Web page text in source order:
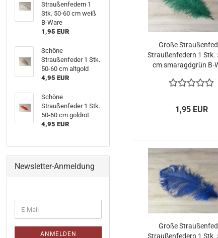
Große
Straußenfedern 1 Stk.
cm smaragdgrün B-
1,95 EUR
Große
Straußenfedern 1 Stk.
Straußenfedern 1
Stk. 50-60 cm weiß
B-Ware
1,95 EUR
Schöne
Straußenfeder 1 Stk.
50-60 cm altgold
4,95 EUR
Schöne
Straußenfeder 1 Stk.
50-60 cm goldrot
4,95 EUR
Newsletter-Anmeldung
ZUR
ANMELDUNG
E-
Mail
ANMELDEN